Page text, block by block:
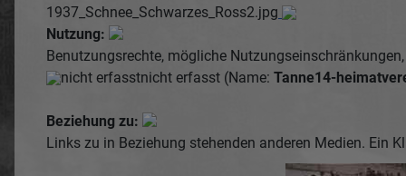
1937_Schnee_Schwarzes_Ross2.jpg
Nutzung:
Benutzungsrechte, mögliche
nicht erfasstnicht erfasst (Name: Tanne14-
Beziehung zu:
Links zu in Beziehung stehenden anderen Medien. Ein